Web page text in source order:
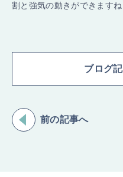
割と強気の動きができますね
ブログ
前の記事へ